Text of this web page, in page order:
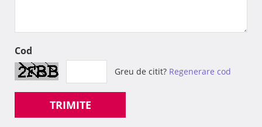
Cod
Greu de citit? Regenerare cod
TRIMITE